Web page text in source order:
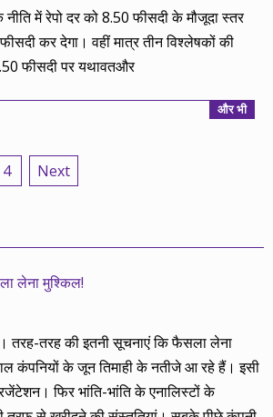
नीति में रेपो दर को 8.50 फीसदी के मौजूदा स्तर
कर देगा। वहीं मात्र तीन विश्लेषकों की
फीसदी पर यथावतऔर
और भी
4 Next
लेना मुश्किल!
तरह-तरह की इतनी सूचनाएं कि फैसला लेना
कंपनियों के जून तिमाही के नतीजे आ रहे हैं। इसी
फिर भांति-भांति के एनालिस्टों के